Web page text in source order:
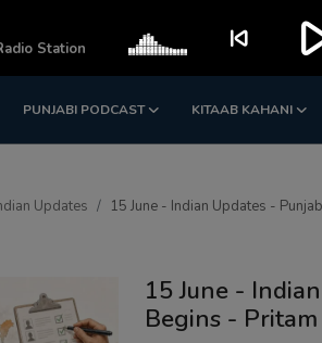
PUNJABI PODCAST KITAAB KAHANI
Updates 15 June - Indian Updates -
15 June -
Begins -
Station skip_previous